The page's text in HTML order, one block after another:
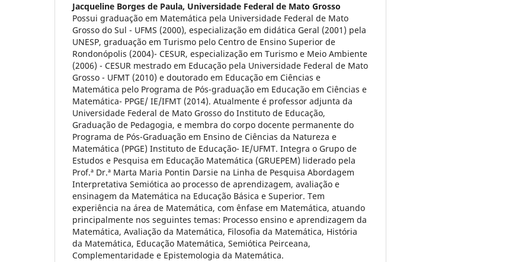
Jacqueline Borges de Paula, Universidade Federal de Mato Grosso
Possui graduação em Matemática pela Universidade Federal de Mato
Grosso do Sul - UFMS (2000), especialização em didática Geral (2001) pela
UNESP, graduação em Turismo pelo Centro de Ensino Superior de
Rondonópolis (2004)- CESUR, especialização em Turismo e Meio Ambiente
(2006) - CESUR mestrado em Educação pela Universidade Federal de Mato
Grosso - UFMT (2010) e doutorado em Educação em Ciências e
Matemática pelo Programa de Pós-graduação em Educação em Ciências e
Matemática- PPGE/ IE/IFMT (2014). Atualmente é professor adjunta da
Universidade Federal de Mato Grosso do Instituto de Educação,
Graduação de Pedagogia, e membra do corpo docente permanente do
Programa de Pós-Graduação em Ensino de Ciências da Natureza e
Matemática (PPGE) Instituto de Educação- IE/UFMT. Integra o Grupo de
Estudos e Pesquisa em Educação Matemática (GRUEPEM) liderado pela
Prof.ª Dr.ª Marta Maria Pontin Darsie na Linha de Pesquisa Abordagem
Interpretativa Semiótica ao processo de aprendizagem, avaliação e
ensinagem da Matemática na Educação Básica e Superior. Tem
experiência na área de Matemática, com ênfase em Matemática, atuando
principalmente nos seguintes temas: Processo ensino e aprendizagem da
Matemática, Avaliação da Matemática, Filosofia da Matemática, História
da Matemática, Educação Matemática, Semiótica Peirceana,
Complementaridade e Epistemologia da Matemática.